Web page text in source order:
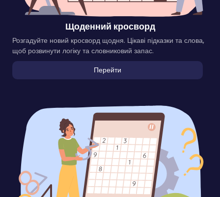
Щоденний кросворд
Розгадуйте новий кросворд щодня. Цікаві підказки та слова,
щоб розвинути логіку та словниковий запас.
Перейти